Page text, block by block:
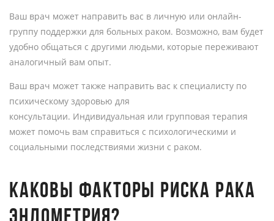
Ваш врач может направить вас в личную или онлайн-
группу поддержки для больных раком. Возможно, вам будет
удобно общаться с другими людьми, которые переживают
аналогичный вам опыт.
Ваш врач может также направить вас к специалисту по
психическому здоровью для
консультации. Индивидуальная или групповая терапия
может помочь вам справиться с психологическими и
социальными последствиями жизни с раком.
КАКОВЫ ФАКТОРЫ РИСКА РАКА
ЭНДОМЕТРИЯ?